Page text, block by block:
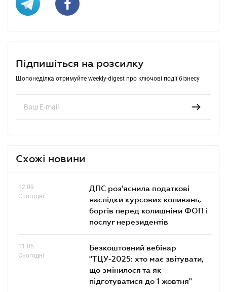
Підпишіться на розсилку
Щопонеділка отримуйте weekly-digest про ключові події бізнесу
Схожі новини
12.09
Сьогодні
ДПС роз'яснила податкові
наслідки курсових коливань,
боргів перед колишніми ФОП і
послуг нерезидентів
11.05
Сьогодні
Безкоштовний вебінар
"ТЦУ-2025: хто має звітувати,
що змінилося та як
підготуватися до 1 жовтня"